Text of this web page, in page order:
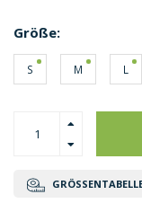
Größe:
S M L
GRÖSSENTABELLE